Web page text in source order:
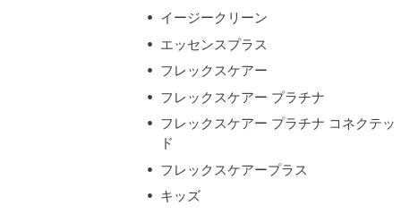
イージークリーン
エッセンスプラス
フレックスケアー
フレックスケアー プラチナ
フレックスケアー プラチナ コネクテッ
ド
フレックスケアープラス
キッズ